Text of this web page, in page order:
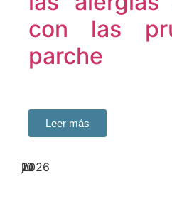
con las
parche
Leer más
10
jul
2026